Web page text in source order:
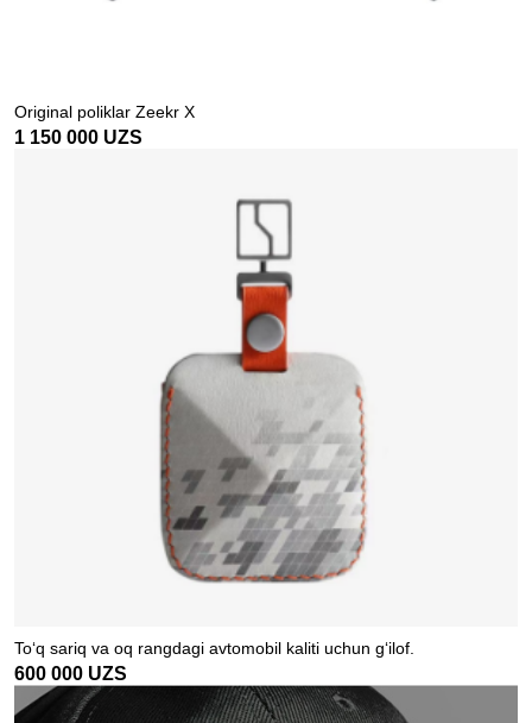
Original poliklar Zeekr X
1 150 000 UZS
To‘q sariq va oq rangdagi avtomobil kaliti uchun g‘ilof.
600 000 UZS